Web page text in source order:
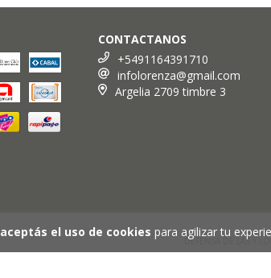
aceptás el uso de cookies para agilizar tu
CONTACTANOS
+5491164391710
infolorenza@gmail.com
Argelia 2709 timbre 3
DEFENSA DE LAS Y